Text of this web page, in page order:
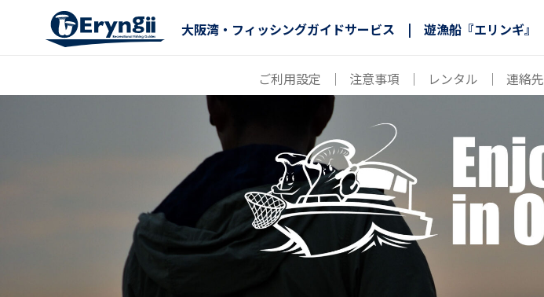
大阪湾・フィッシングガイドサービス | 遊漁船『エリンギ』
ご利用設定 ｜ 注意事項 ｜ レンタル ｜ 連絡先